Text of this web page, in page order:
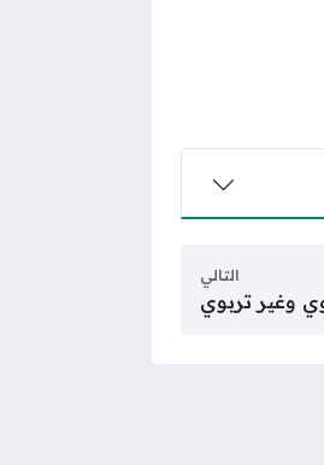
التالي